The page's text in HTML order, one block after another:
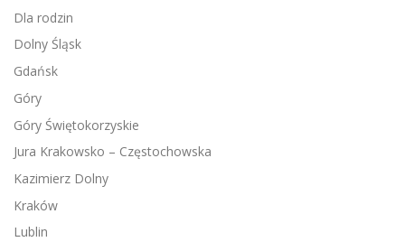
Dla rodzin
Dolny Śląsk
Gdańsk
Góry
Góry Świętokorzyskie
Jura Krakowsko – Częstochowska
Kazimierz Dolny
Kraków
Lublin